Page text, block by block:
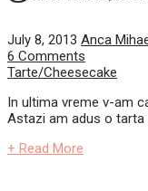
July 8, 2013 Anca
6 Comments
Tarte/Cheesecake
In ultima vreme v-am
Astazi am adus o tarta
+ Read More